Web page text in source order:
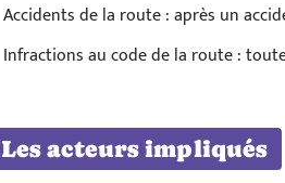
Accidents de la route : après un
Infractions au code de la route :
Les acteurs impliqués